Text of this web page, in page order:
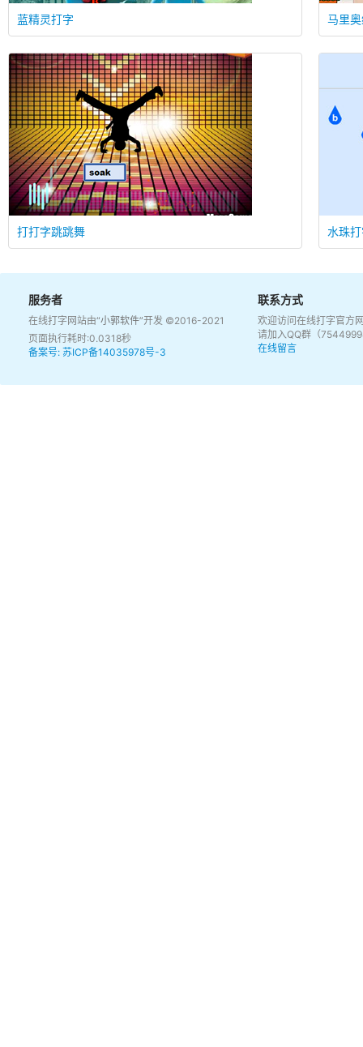
爱的召唤（473字）
论见名人（695字）
深化国税地税征管体制改革方案
BBC发文报道王宝强离婚大战
透视中国：“女排精神”是什么
《避免失败人生的八个思考角度》
爱情四阶段
国标一级汉字3755个
蓝精灵打字 马里
打打字跳跳舞 水珠
服务者
在线打字网站由“小郭软件”开发 ©2016-2021
页面执行耗时:0.0318秒
备案号: 苏ICP备14035978号-3
联系方式
欢迎访问在线打字官方
请加入QQ群（
在线留言